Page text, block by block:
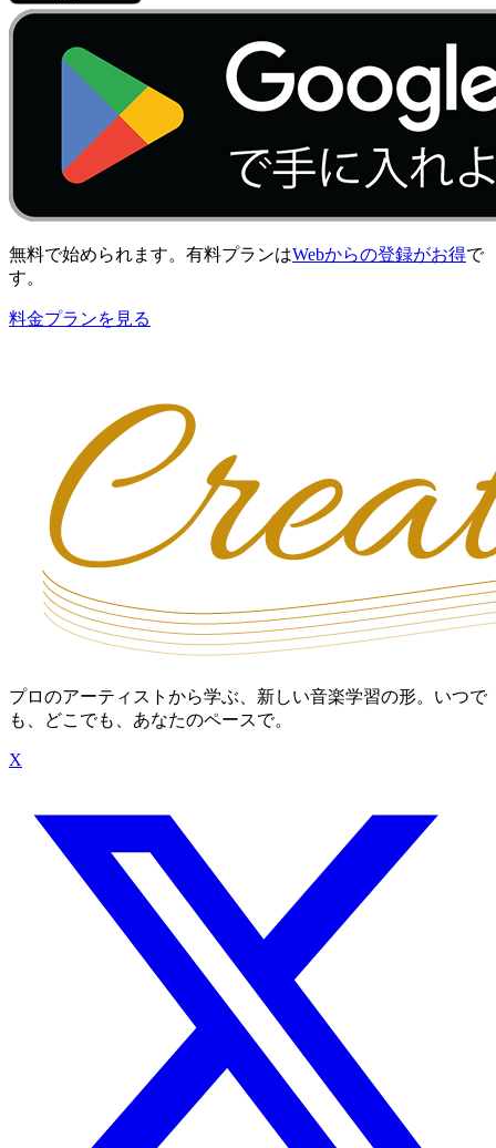
無料で始められます。有料プランはWebからの登録がお得で
す。
料金プランを見る
プロのアーティストから学ぶ、新しい音楽学習の形。いつで
も、どこでも、あなたのペースで。
X